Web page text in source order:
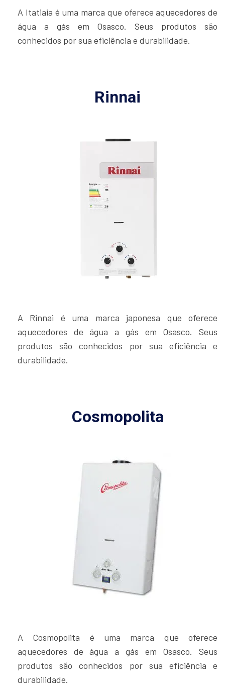
A Itatiaia é uma marca que oferece aquecedores de
água a gás em Osasco. Seus produtos são
conhecidos por sua eficiência e durabilidade.
Rinnai
A Rinnai é uma marca japonesa que oferece
aquecedores de água a gás em Osasco. Seus
produtos são conhecidos por sua eficiência e
durabilidade.
Cosmopolita
A Cosmopolita é uma marca que oferece
aquecedores de água a gás em Osasco. Seus
produtos são conhecidos por sua eficiência e
durabilidade.